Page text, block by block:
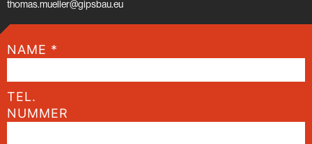
thomas.mueller@gipsbau.eu
NAME *
TEL.
NUMMER